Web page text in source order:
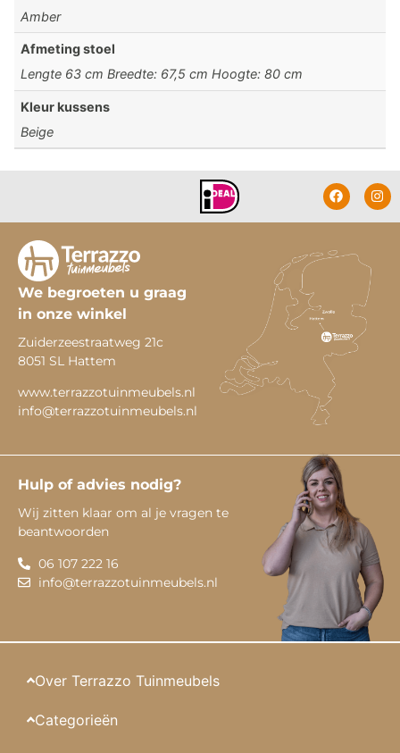
Amber
Afmeting stoel
Lengte 63 cm Breedte: 67,5 cm Hoogte: 80 cm
Kleur kussens
Beige
We begroeten u graag
in onze winkel
Zuiderzeestraatweg 21c
8051 SL Hattem
www.terrazzotuinmeubels.nl
info@terrazzotuinmeubels.nl
Hulp of advies nodig?
Wij zitten klaar om al je vragen te
beantwoorden
06 107 222 16
info@terrazzotuinmeubels.nl
Over Terrazzo Tuinmeubels
Categorieën